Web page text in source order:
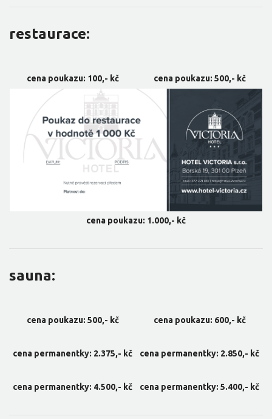
restaurace:
cena poukazu: 100,- kč cena poukazu: 500,- kč
cena poukazu: 1.000,- kč
sauna:
cena poukazu: 500,- kč cena poukazu: 600,- kč
cena permanentky: 2.375,- kč cena permanentky: 2.850,- kč
cena permanentky: 4.500,- kč cena permanentky: 5.400,- kč